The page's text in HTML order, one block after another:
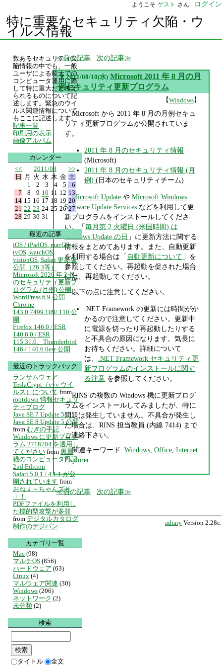
ようこそ ゲスト さん ログイン
特に重要なセキュリティ欠陥・ウ
イルス情報
前の記事 次の記事
▼ 2011/08/10(水) Microsoft 2011 年 8 月の月
例セキュリティ更新プログラム
【Windows】
Microsoft から 2011 年 8 月の月例セキュ
リティ更新プログラムが公開されていま
す。
2011 年 8 月のセキュリティ情報
(Microsoft)
2011 年 8 月のセキュリティ情報 (月
例)(日本のセキュリティチーム)
Microsoft Updateや Microsoft Windows
Software Update Services などを利用して更
新プログラムをインストールしてくださ
い。「毎月第 2 火曜日 (米国時間) は
Windows Update の日 」に更新方法に関する
情報をまとめてあります。また、自動更新
を利用する場合は「 自動更新について 」を
参照してください。再起動を促された場合
には、再起動してください。
以下の点に注意してください。
.NET Framework の更新には時間がか
かるので注意してください。更新中
に電源を切ったり再起動したりする
と不具合の原因になります。気長に
お待ちください。詳細について
は、
.NET Framework セキュリティ更
新プログラムのインストールに関す
る注意 を参照してください。
RINS の複数の Windows 機に更新プログ
ラムをインストールしてみましたが、特に
問題は発生していません。不具合が発生し
た場合は、RINS 担当教員 (内線 7414) まで
ご連絡下さい。
関連キーワード: Windows, Office, Internet
Explorer
前の記事 次の記事
adiary Version 2.28c.
数あるセキュリティ欠
陥情報の中でも、一般
ユーザによる龍大での
コンピュータ運用に際
して特に重大だと考え
られるものについて記
述します。緊急のウイ
ルス関連情報について
もここに記述します。
記事一覧
印刷用の表示
画像アルバム
カレンダー
<<
2011/08
>>
日
月 火 水 木 金 土
1
2 3 4 5
6
7
8 9 10 11 12 13
14 15 16 17 18 19 20
21 22 23 24 25 26 27
28 29 30 31
最近の記事
iOS / iPadOS, macOS,
tvOS, watchOS,
visionOS, Safari 更新版
公開（26.3等）
Microsoft 2026 年 2 月
のセキュリティ更新プ
ログラム (月例) 公開
WordPress 6.9 公開
Chrome
143.0.7499.109/.110 公
開
Firefox 146.0 / ESR
140.6.0 / ESR
115.31.0、Thunderbird
146 / 140.6.0esr 公開
最近のトラックバック
ランサムウェア
TeslaCrypt（vvv ウイ
ルス）について from
rootdown 情報セキュリ
ティブログ
Java SE 7 Update 55、
Java SE 8 Update 5 公開
from むぎの手記
Windows に更新プログ
ラム 2718704 を適用し
てください from 黒翼
猫のコンピュータ日記
2nd Edition
Safari 5.0.1 / 4.1.1 が公
開されています from
おねぇ～ちゃんズＨ
ｉ！
PDFファイルを利用し
た標的型攻撃が多発
from デジタルカタログ
制作のデジパン
カテゴリ一覧
Mac (98)
マルチOS (856)
ハードウェア (63)
Linux (4)
マルウェア関連 (30)
Windows (206)
ネットワーク (2)
未分類 (2)
検索
タイトル 全文